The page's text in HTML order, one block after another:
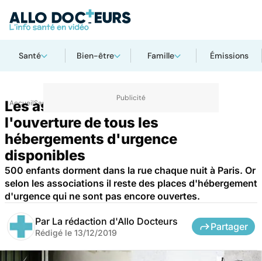
Santé Bien-être Famille Émissions
AccueilSanté
Les associations demandent
l'ouverture de tous les
hébergements d'urgence
disponibles
500 enfants dorment dans la rue chaque nuit à Paris. Or
selon les associations il reste des places d'hébergement
d'urgence qui ne sont pas encore ouvertes.
Par La rédaction d'Allo Docteurs
Rédigé le 13/12/2019
Partager